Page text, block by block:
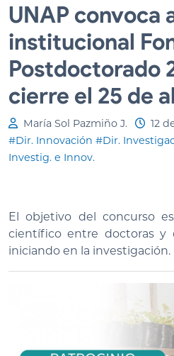
UNAP convoca
institucional
Postdoctorado
cierre el 25 de
María Sol Pazmiño J.
12
#Dir. Innovación #Dir.
Investig. e Innov.
El objetivo del concurso
científico entre doctoras y
iniciando en la investigación.